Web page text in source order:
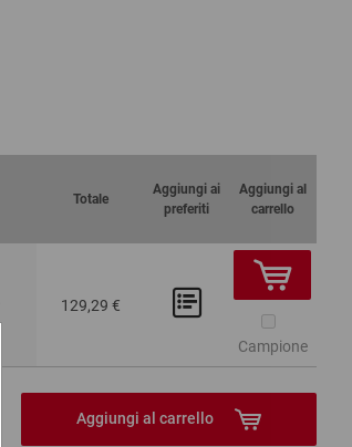
Totale
Aggiungi ai
preferiti
Aggiungi al
carrello
56
108,36 €
129,29 €
Campione
Aggiungi al carrello